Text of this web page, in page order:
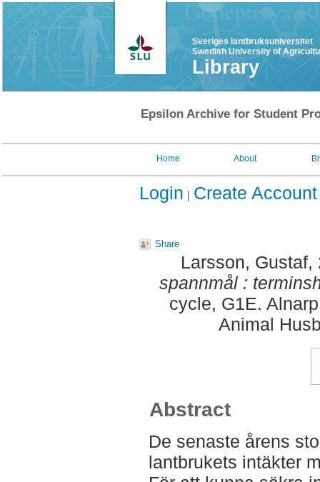
Sveriges lantbruksuniversitet
Swedish University of
Library
Epsilon Archive for Student
Home About
Login Create Account
Share
Larsson, Gustaf,
spannmål :
cycle, G1E.
Animal
Abstract
De senaste årens
lantbrukets intäkter